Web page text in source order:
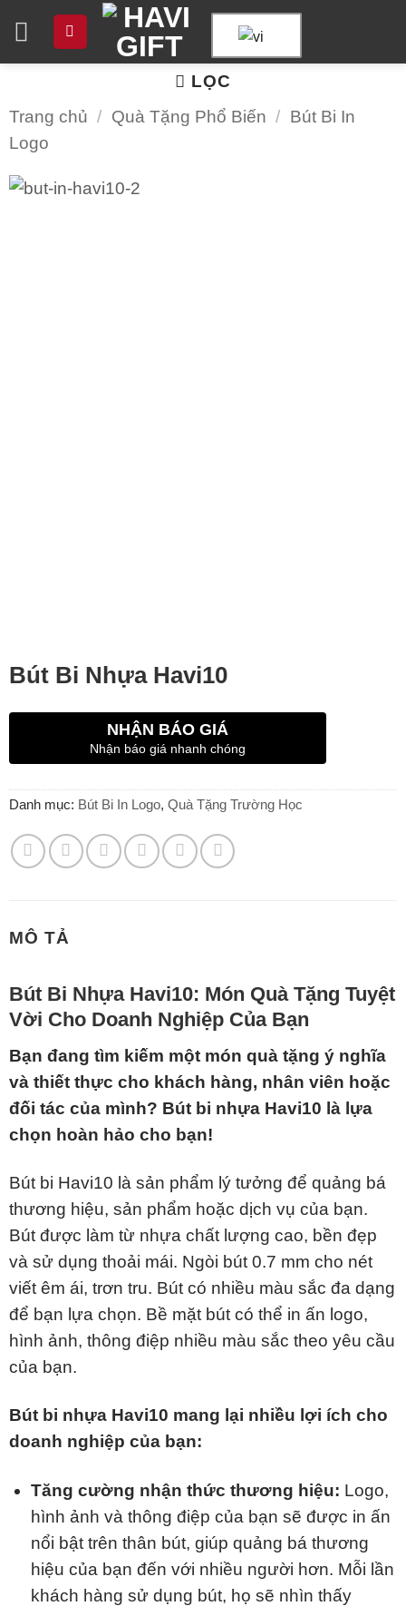
Chuyển
đến
nội
LỌC
Trang chủ / Quà Tặng Phổ Biến / Bút Bi In
Logo
Bút Bi Nhựa Havi10
NHẬN BÁO GIÁ
Nhận báo giá nhanh chóng
Danh mục: Bút Bi In Logo, Quà Tặng Trường Học
MÔ TẢ
Bút Bi Nhựa Havi10: Món Quà Tặng Tuyệt
Vời Cho Doanh Nghiệp Của Bạn
Bạn đang tìm kiếm một món quà tặng ý nghĩa
và thiết thực cho khách hàng, nhân viên hoặc
đối tác của mình? Bút bi nhựa Havi10 là lựa
chọn hoàn hảo cho bạn!
Bút bi Havi10 là sản phẩm lý tưởng để quảng bá
thương hiệu, sản phẩm hoặc dịch vụ của bạn.
Bút được làm từ nhựa chất lượng cao, bền đẹp
và sử dụng thoải mái. Ngòi bút 0.7 mm cho nét
viết êm ái, trơn tru. Bút có nhiều màu sắc đa dạng
để bạn lựa chọn. Bề mặt bút có thể in ấn logo,
hình ảnh, thông điệp nhiều màu sắc theo yêu cầu
của bạn.
Bút bi nhựa Havi10 mang lại nhiều lợi ích cho
doanh nghiệp của bạn:
Tăng cường nhận thức thương hiệu: Logo,
hình ảnh và thông điệp của bạn sẽ được in ấn
nổi bật trên thân bút, giúp quảng bá thương
hiệu của bạn đến với nhiều người hơn. Mỗi lần
khách hàng sử dụng bút, họ sẽ nhìn thấy